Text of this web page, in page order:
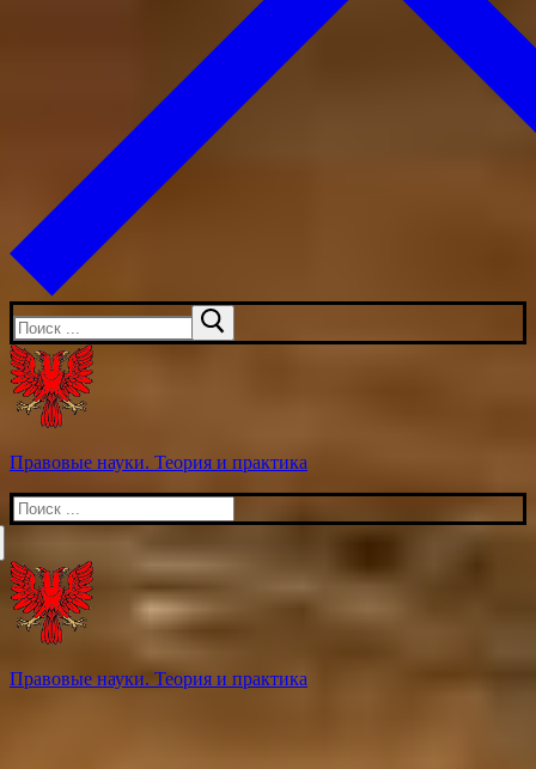
Искать:
Правовые науки. Теория и практика
Искать:
Правовые науки. Теория и практика